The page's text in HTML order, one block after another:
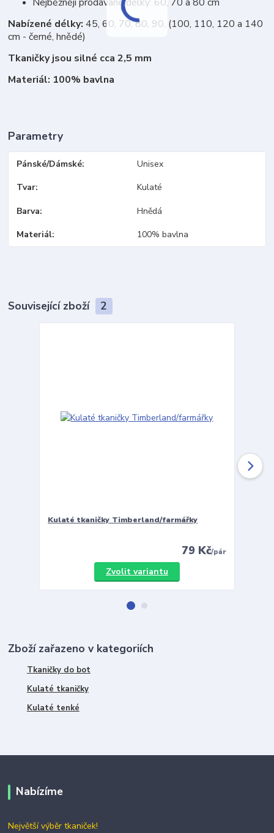
Nabízené délky: 45, 60, 70, 80, 90, (100, 110, 120 a 140
cm - černé, hnědé)
Tkaničky jsou silné cca 2,5 mm
Materiál: 100% bavlna
Parametry
Pánské/Dámské Unisex
Tvar Kulaté
Barva Hnědá
Materiál 100% bavlna
Související zboží 2
Kulaté tkaničky Timberland/farmářky
79 Kč/pár
Zvolit variantu
Zboží zařazeno v kategoriích
Tkaničky do bot
Kulaté tkaničky
Kulaté tenké
Nabízíme
Největší výběr tkaniček!